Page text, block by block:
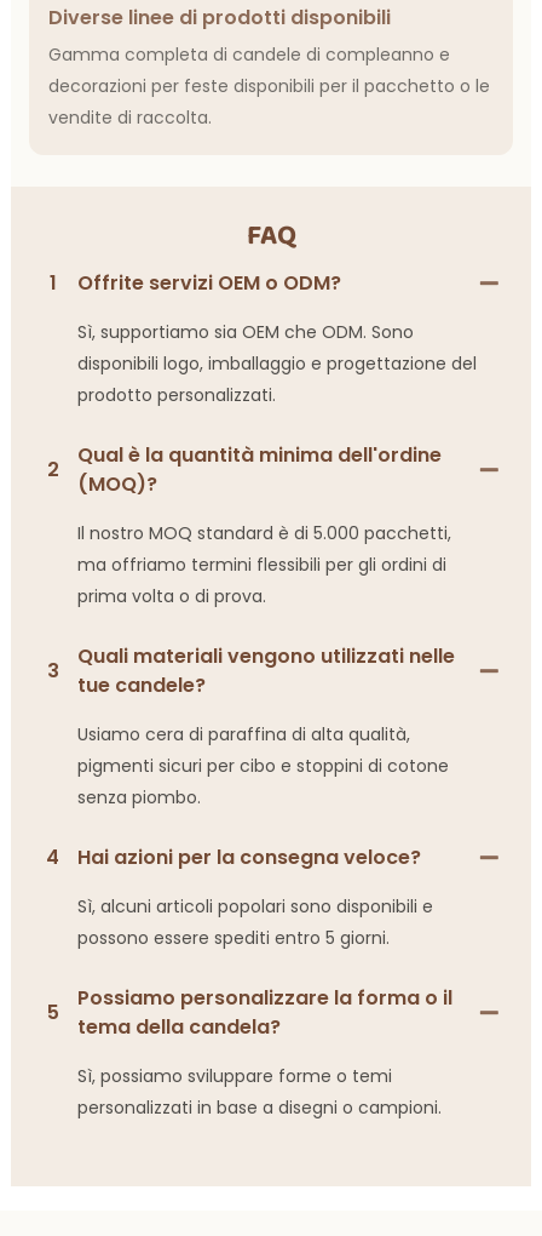
Diverse linee di prodotti disponibili
Gamma completa di candele di compleanno e
decorazioni per feste disponibili per il pacchetto o le
vendite di raccolta.
FAQ
1 Offrite servizi OEM o ODM?
Sì, supportiamo sia OEM che ODM. Sono
disponibili logo, imballaggio e progettazione del
prodotto personalizzati.
2
Qual è la quantità minima dell'ordine
(MOQ)?
Il nostro MOQ standard è di 5.000 pacchetti,
ma offriamo termini flessibili per gli ordini di
prima volta o di prova.
3
Quali materiali vengono utilizzati nelle
tue candele?
Usiamo cera di paraffina di alta qualità,
pigmenti sicuri per cibo e stoppini di cotone
senza piombo.
4 Hai azioni per la consegna veloce?
Sì, alcuni articoli popolari sono disponibili e
possono essere spediti entro 5 giorni.
5
Possiamo personalizzare la forma o il
tema della candela?
Sì, possiamo sviluppare forme o temi
personalizzati in base a disegni o campioni.